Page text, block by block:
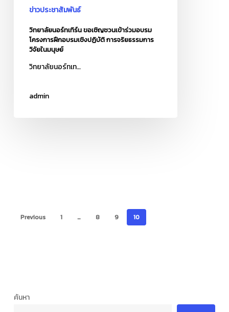
อบรม
ข่าวประชาสัมพันธ์
วิทยาลัยนอร์ทเทิร์น ขอเชิญชวนเข้าร่วมอบรม
โครงการฝึกอบรมเชิงปฏิบัติ การจริยธรรมการ
วิจัยในมนุษย์
วิทยาลัยนอร์ทเท…
admin
Previous 1 … 8 9 10
ค้นหา